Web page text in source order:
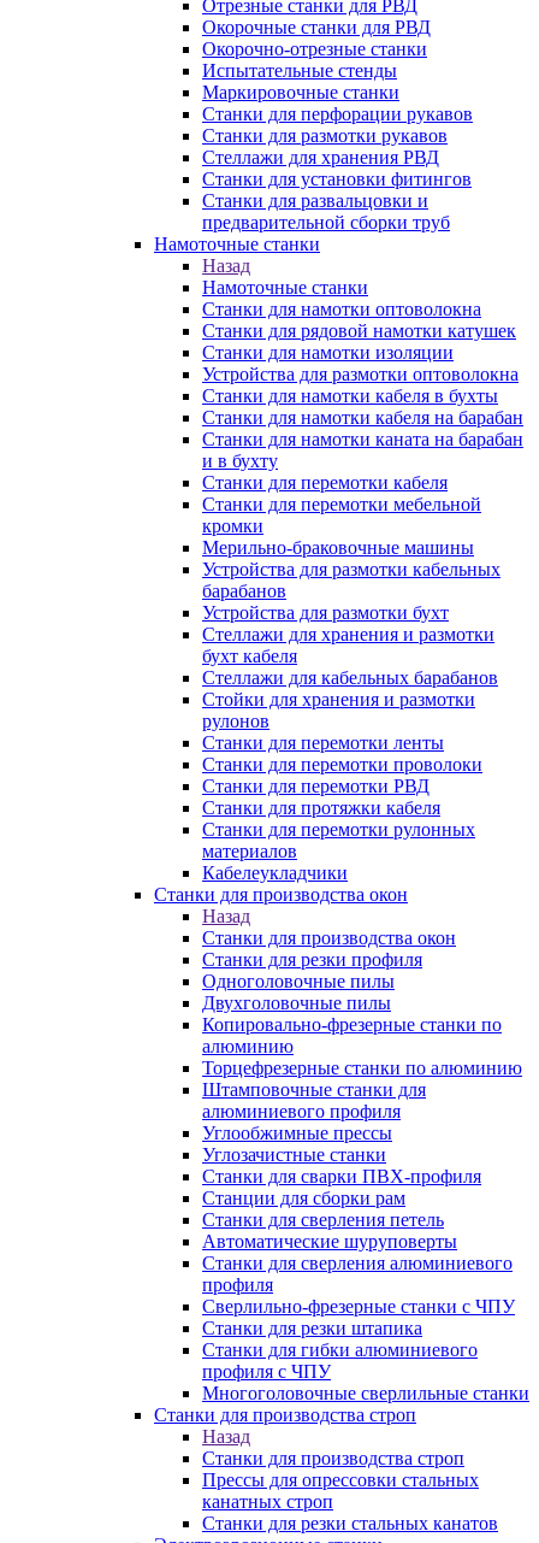
Отрезные станки для РВД
Окорочные станки для РВД
Окорочно-отрезные станки
Испытательные стенды
Маркировочные станки
Станки для перфорации рукавов
Станки для размотки рукавов
Стеллажи для хранения РВД
Станки для установки фитингов
Станки для развальцовки и
предварительной сборки труб
Намоточные станки
Назад
Намоточные станки
Станки для намотки оптоволокна
Станки для рядовой намотки катушек
Станки для намотки изоляции
Устройства для размотки оптоволокна
Станки для намотки кабеля в бухты
Станки для намотки кабеля на барабан
Станки для намотки каната на барабан
и в бухту
Станки для перемотки кабеля
Станки для перемотки мебельной
кромки
Мерильно-браковочные машины
Устройства для размотки кабельных
барабанов
Устройства для размотки бухт
Стеллажи для хранения и размотки
бухт кабеля
Стеллажи для кабельных барабанов
Стойки для хранения и размотки
рулонов
Станки для перемотки ленты
Станки для перемотки проволоки
Станки для перемотки РВД
Станки для протяжки кабеля
Станки для перемотки рулонных
материалов
Кабелеукладчики
Станки для производства окон
Назад
Станки для производства окон
Станки для резки профиля
Одноголовочные пилы
Двухголовочные пилы
Копировально-фрезерные станки по
алюминию
Торцефрезерные станки по алюминию
Штамповочные станки для
алюминиевого профиля
Углообжимные прессы
Углозачистные станки
Станки для сварки ПВХ-профиля
Станции для сборки рам
Станки для сверления петель
Автоматические шуруповерты
Станки для сверления алюминиевого
профиля
Сверлильно-фрезерные станки с ЧПУ
Станки для резки штапика
Станки для гибки алюминиевого
профиля с ЧПУ
Многоголовочные сверлильные станки
Станки для производства строп
Назад
Станки для производства строп
Прессы для опрессовки стальных
канатных строп
Станки для резки стальных канатов